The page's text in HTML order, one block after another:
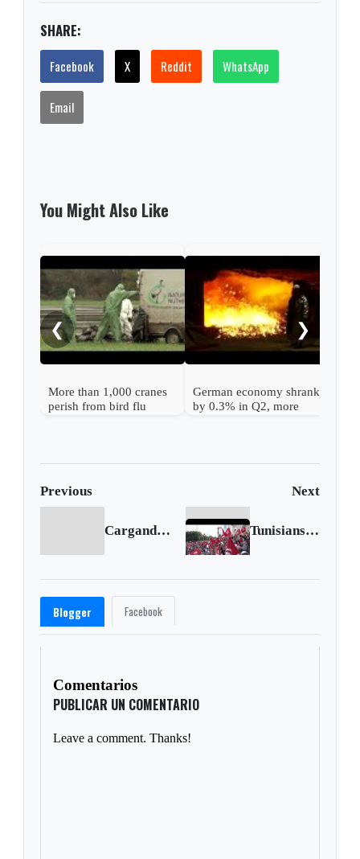
SHARE:
Facebook X Reddit WhatsApp
Email
You Might Also Like
❮
More than 1,000 cranes
perish from bird flu
German economy shrank
by 0.3% in Q2, more
❯
Previous Next
Cargando anterior... Tunisians protest against president's power grab
Blogger Facebook
Comentarios
PUBLICAR UN COMENTARIO
Leave a comment. Thanks!